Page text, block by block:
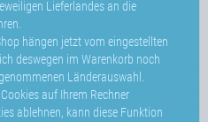
Lieferlandes an die
hängen jetzt vom eingestellten
deswegen im Warenkorb noch
Länderauswahl.
auf Ihrem Rechner
ablehnen, kann diese Funktion